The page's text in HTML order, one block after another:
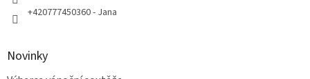
+420777450360 - Jana
Novinky